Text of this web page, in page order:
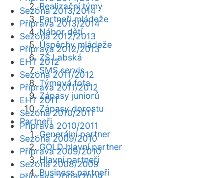
Realizační týmy
Partneři mládeže
Nábor dětí
Úspěchy mládeže
ZŠ Labská
SMS servis
Týmová fota
Zápasy juniorů
Zápasy dorostu
Partneři
Generální partner
GOLD hlavní partner
Hlavní partneři
Business partneři
Sezóna 2013/2014
Příprava 2013/2014
Sezóna 2012/2013
Příprava 2012/2013
EHT 2012
Sezóna 2011/2012
Příprava 2011/2012
EHT 2011
Sezóna 2010/2011
Příprava 2010/2011
Sezóna 2009/2010
Příprava 2009/2010
Sezóna 2008/2009